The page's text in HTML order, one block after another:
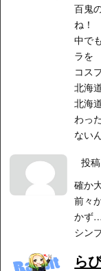
百鬼
ね！
中で
ラを
コス
北海
北海
わっ
ない
投
確か
前々
かず
シン
ら